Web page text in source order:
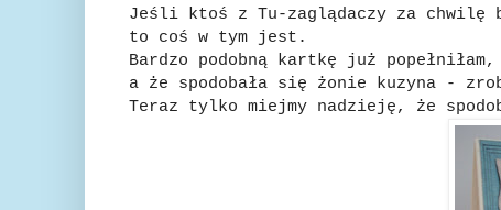
Jeśli ktoś z Tu-zaglądaczy za chwilę
to coś w tym jest.
Bardzo podobną kartkę już popełniłam,
a że spodobała się żonie kuzyna -
Teraz tylko miejmy nadzieję, że